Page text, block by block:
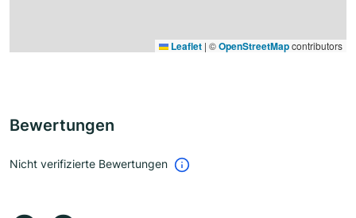
Leaflet | ©OpenStreetMapcontributors
Bewertungen
Nicht verifizierte Bewertungen